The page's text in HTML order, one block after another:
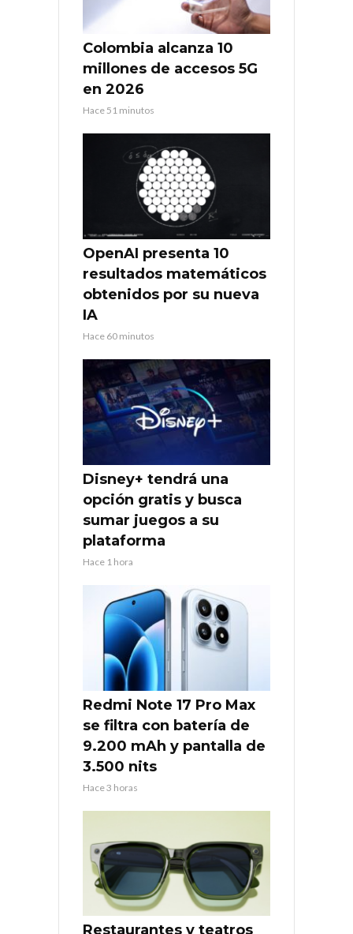
Colombia alcanza 10
millones de accesos 5G
en 2026
Hace 51 minutos
OpenAI presenta 10
resultados matemáticos
obtenidos por su nueva
IA
Hace 60 minutos
Disney+ tendrá una
opción gratis y busca
sumar juegos a su
plataforma
Hace 1 hora
Redmi Note 17 Pro Max
se filtra con batería de
9.200 mAh y pantalla de
3.500 nits
Hace 3 horas
Restaurantes y teatros